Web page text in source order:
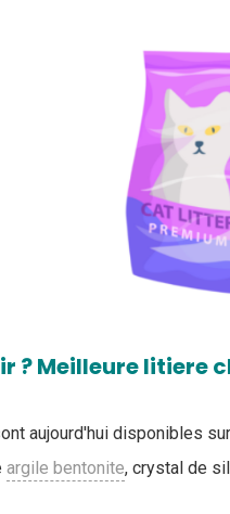
? Meilleure litiere
aujourd'hui disponibles
argile bentonite, crystal de